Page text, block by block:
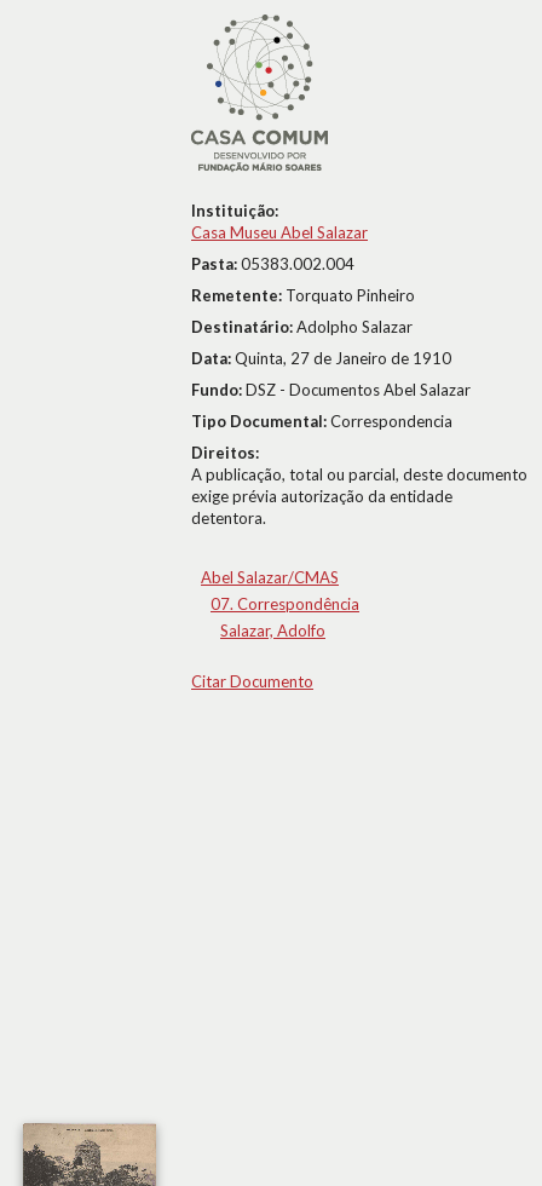
Instituição:
Casa Museu Abel Salazar
Pasta:05383.002.004
Remetente: Torquato Pinheiro
Destinatário:Adolpho Salazar
Data:Quinta, 27 de Janeiro de 1910
Fundo:DSZ - Documentos Abel Salazar
Tipo Documental:Correspondencia
Direitos:
A publicação, total ou parcial, deste documento
exige prévia autorização da entidade
detentora.
Abel Salazar/CMAS
07. Correspondência
Salazar, Adolfo
Citar Documento